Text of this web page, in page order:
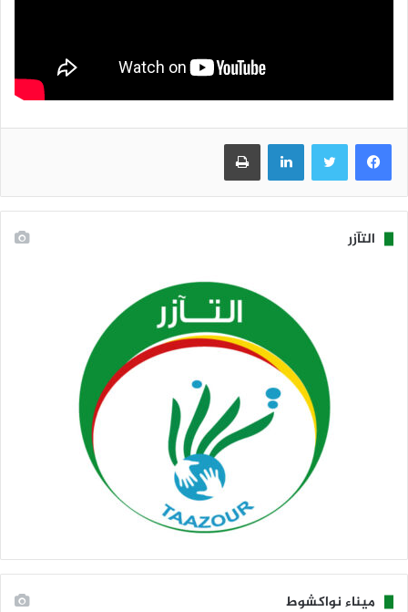
فيسبوك تويتر لينكدإن طباعة
التآزر
ميناء نواكشوط